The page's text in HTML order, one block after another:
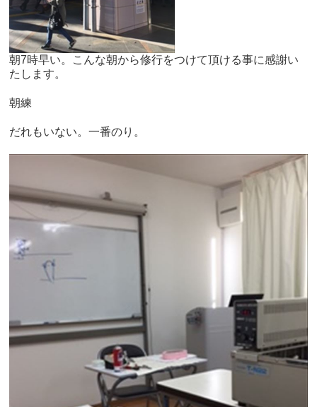
朝7時早い。こんな朝から修行をつけて頂ける事に感謝い
たします。
朝練
だれもいない。一番のり。